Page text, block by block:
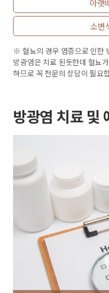
아랫
소변
※ 혈뇨의 경우 염증으로 인한
방광염은 치료 된듯한데 혈뇨
하므로 꼭 전문의 상담이 필요
방광염 치료 및